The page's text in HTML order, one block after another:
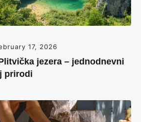
17, 2026
jezera – jednodnevni
prirodi